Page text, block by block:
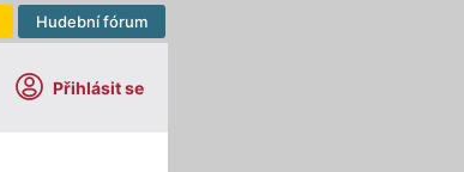
Hudební fórum
Přihlásit se